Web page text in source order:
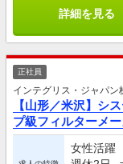
詳細を見る
正社員
インテグリス・ジャパン
【山形／米沢】シ
プ級フィルターメ
女性活躍